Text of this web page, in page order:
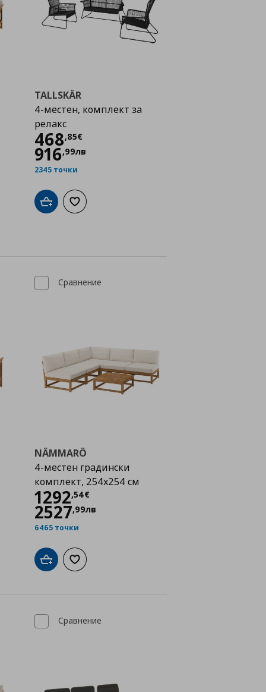
с любими
TALLSKÄR
4-местен, комплект за
релакс
468,85€
Цена468,85 €
916,99лв
2345 точки
Добави в кошницата
Добави към списъка с любими
с любими
Сравнение
NÄMMARÖ
4-местен градински
комплект, 254x254 см
1292,54€
Цена1292,54 €
2527,99лв
6465 точки
Добави в кошницата
Добави към списъка с любими
Сравнение